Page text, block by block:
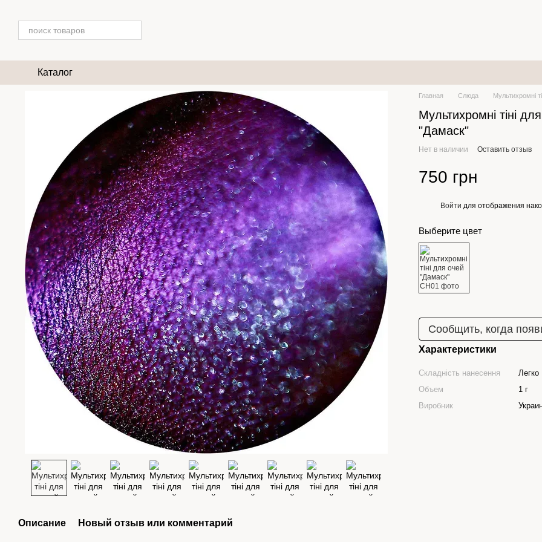
Каталог
Описание Новый отзыв или комментарий
Главная Слюда Мультихромні
Мультихромні тіні
"Дамаск"
Нет в наличии Оставить отзыв
750 грн
Войти для отображения
Выберите цвет
Сообщить, когда
Характеристики
Складність нанесення
Легко
Объем
1 г
Виробник